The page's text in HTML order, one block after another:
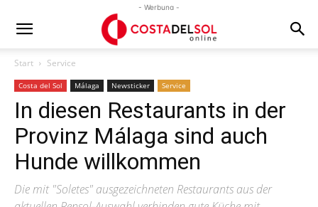
- Werbung -
Start Service
Costa del Sol Málaga Newsticker Service
In diesen Restaurants in der
Provinz Málaga sind auch
Hunde willkommen
Die mit "Soletes" ausgezeichneten Restaurants aus der